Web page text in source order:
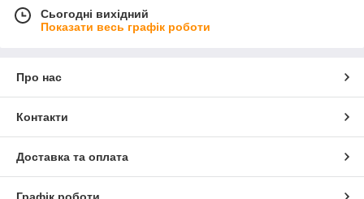
Сьогодні вихідний
Показати весь графік роботи
Про нас
Контакти
Доставка та оплата